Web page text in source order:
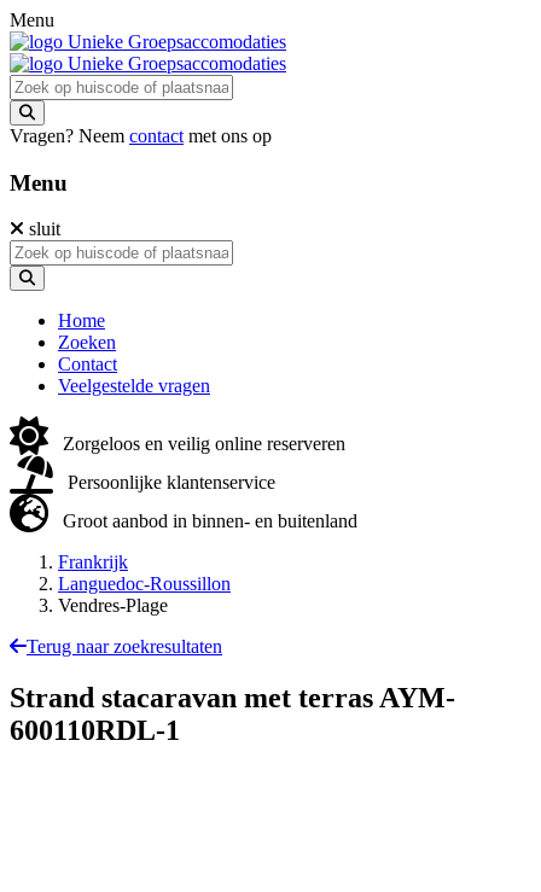
Menu
Vragen? Neem contact met ons op
Menu
sluit
Home
Zoeken
Contact
Veelgestelde vragen
Zorgeloos en veilig online reserveren
Persoonlijke klantenservice
Groot aanbod in binnen- en buitenland
Frankrijk
Languedoc-Roussillon
Vendres-Plage
Terug naar zoekresultaten
Strand stacaravan met terrasAYM-
600110RDL-1